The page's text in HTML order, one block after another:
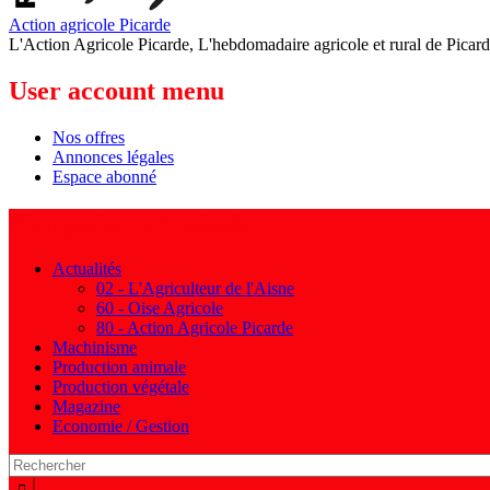
Action agricole Picarde
L'Action Agricole Picarde, L'hebdomadaire agricole et rural de
User account menu
Nos offres
Annonces légales
Espace abonné
Actualités
02 - L'Agriculteur de l'Aisne
60 - Oise Agricole
80 - Action Agricole Picarde
Machinisme
Production animale
Production végétale
Magazine
Economie / Gestion